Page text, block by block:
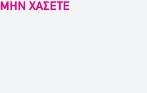
ΜΗΝ ΧΑΣΕΤΕ